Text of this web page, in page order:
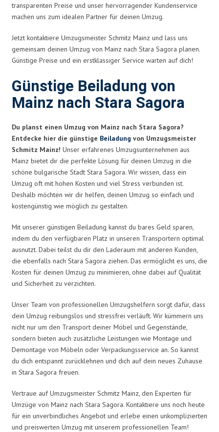
transparenten Preise und unser hervorragender Kundenservice
machen uns zum idealen Partner für deinen Umzug.
Jetzt kontaktiere Umzugsmeister Schmitz Mainz und lass uns
gemeinsam deinen Umzug von Mainz nach Stara Sagora planen.
Günstige Preise und ein erstklassiger Service warten auf dich!
Günstige Beiladung von
Mainz nach Stara Sagora
Du planst einen Umzug von Mainz nach Stara Sagora?
Entdecke hier die günstige Beiladung von Umzugsmeister
Schmitz Mainz! Unser erfahrenes Umzugsunternehmen aus
Mainz bietet dir die perfekte Lösung für deinen Umzug in die
schöne bulgarische Stadt Stara Sagora. Wir wissen, dass ein
Umzug oft mit hohen Kosten und viel Stress verbunden ist.
Deshalb möchten wir dir helfen, deinen Umzug so einfach und
kostengünstig wie möglich zu gestalten.
Mit unserer günstigen Beiladung kannst du bares Geld sparen,
indem du den verfügbaren Platz in unseren Transportern optimal
ausnutzt. Dabei teilst du dir den Laderaum mit anderen Kunden,
die ebenfalls nach Stara Sagora ziehen. Das ermöglicht es uns, die
Kosten für deinen Umzug zu minimieren, ohne dabei auf Qualität
und Sicherheit zu verzichten.
Unser Team von professionellen Umzugshelfern sorgt dafür, dass
dein Umzug reibungslos und stressfrei verläuft. Wir kümmern uns
nicht nur um den Transport deiner Möbel und Gegenstände,
sondern bieten auch zusätzliche Leistungen wie Montage und
Demontage von Möbeln oder Verpackungsservice an. So kannst
du dich entspannt zurücklehnen und dich auf dein neues Zuhause
in Stara Sagora freuen.
Vertraue auf Umzugsmeister Schmitz Mainz, den Experten für
Umzüge von Mainz nach Stara Sagora. Kontaktiere uns noch heute
für ein unverbindliches Angebot und erlebe einen unkomplizierten
und preiswerten Umzug mit unserem professionellen Team!